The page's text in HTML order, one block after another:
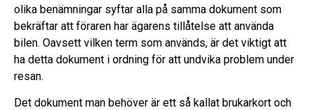
olika benämningar syftar alla på samma dokument som
bekräftar att föraren har ägarens tillåtelse att använda
bilen. Oavsett vilken term som används, är det viktigt att
ha detta dokument i ordning för att undvika problem under
resan.
Det dokument man behöver är ett så kallat brukarkort och